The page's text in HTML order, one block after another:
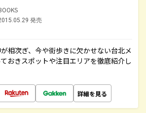
発売
相次ぎ、今や街歩きに欠かせない台北メ
おきスポットや注目エリアを徹底紹介し
詳細を見る